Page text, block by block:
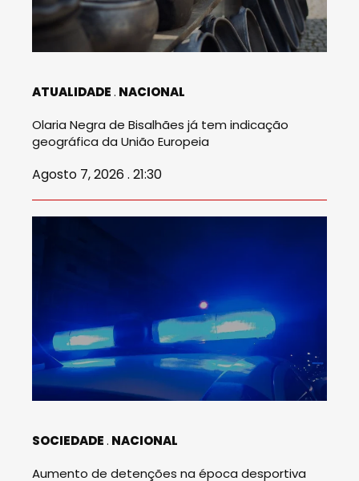
ATUALIDADE NACIONAL
Olaria Negra de Bisalhães já tem indicação
geográfica da União Europeia
Agosto 7, 2026 . 21:30
SOCIEDADE NACIONAL
Aumento de detenções na época desportiva